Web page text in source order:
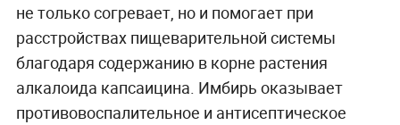
не только согревает, но и помогает при
расстройствах пищеварительной системы
благодаря содержанию в корне растения
алкалоида капсаицина. Имбирь оказывает
противовоспалительное и антисептическое